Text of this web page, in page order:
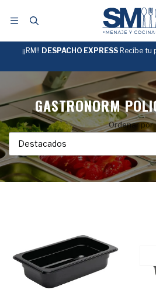
¡¡RM!! DESPACHO EXPRESS Recíbe tu
GASTRONORM
Ordenar por